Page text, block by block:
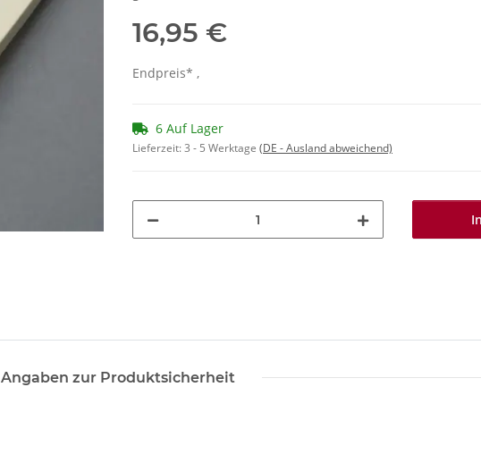
16,95 €
Endpreis* ,
6 Auf Lager
Lieferzeit:3 - 5 Werktage (DE - Ausland abweichend)
Angaben zur Produktsicherheit